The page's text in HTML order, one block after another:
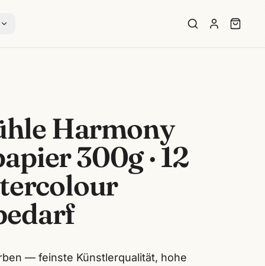
Harmony
300g · 12
— feinste Künstlerqualität, hohe